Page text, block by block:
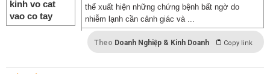
thể xuất hiện những chứng bệnh bất ngờ do
nhiễm lạnh cần cảnh giác và ...
Theo Doanh Nghiệp & Kinh Doanh Copy link